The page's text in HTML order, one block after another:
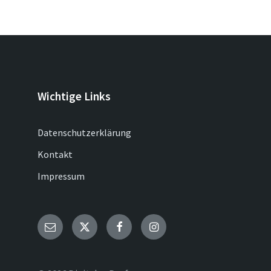
Wichtige Links
Datenschutzerklärung
Kontakt
Impressum
Email TwitterFacebookInstagram